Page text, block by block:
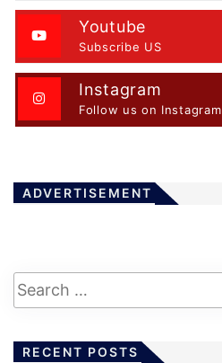
Youtube
Subscribe US
Instagram
Follow us on Instagram
ADVERTISEMENT
RECENT POSTS